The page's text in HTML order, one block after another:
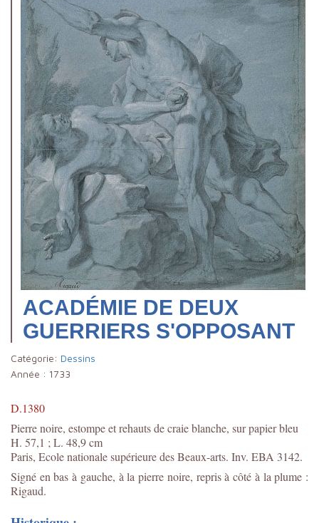
ACADÉMIE DE DEUX
GUERRIERS S'OPPOSANT
Catégorie: Dessins
Année : 1733
D.1380
Pierre noire, estompe et rehauts de craie blanche, sur papier bleu
H. 57,1 ; L. 48,9 cm
Paris, Ecole nationale supérieure des Beaux-arts. Inv. EBA 3142.
Signé en bas à gauche, à la pierre noire, repris à côté à la plume :
Rigaud.